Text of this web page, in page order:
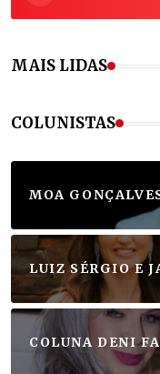
MAIS LIDAS
COLUNISTAS
MOA
LUIZ SÉRGIO E
COLUNA DENI